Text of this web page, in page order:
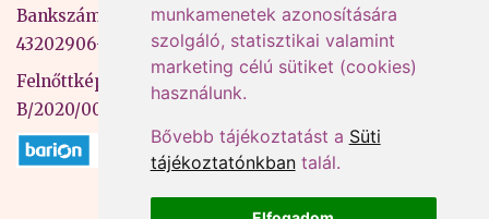
munkamenetek azonosítására
szolgáló, statisztikai valamint
marketing célú sütiket (cookies)
használunk.
Bővebb tájékoztatást a Süti
tájékoztatónkbantalál.
Bankszámlaszám: CIB Bank, 10700581-
43202906-51100005
Felnőttképzési nyilvántartási szám:
B/2020/000053